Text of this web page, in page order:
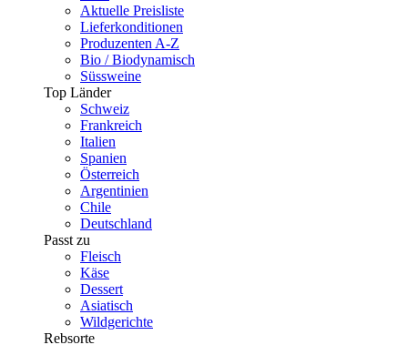
Aktuelle Preisliste
Lieferkonditionen
Produzenten A-Z
Bio / Biodynamisch
Süssweine
Top Länder
Schweiz
Frankreich
Italien
Spanien
Österreich
Argentinien
Chile
Deutschland
Passt zu
Fleisch
Käse
Dessert
Asiatisch
Wildgerichte
Rebsorte